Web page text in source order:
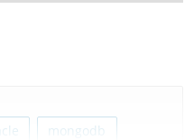
mongodb